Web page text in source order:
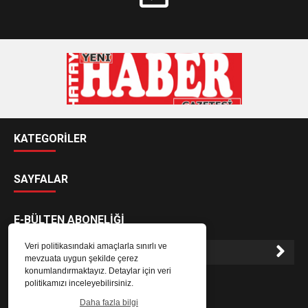
Veri politikasındaki amaçlarla sınırlı ve
mevzuata uygun şekilde çerez
konumlandırmaktayız. Detaylar için veri
politikamızı inceleyebilirsiniz.
Daha fazla bilgi
KATEGORİLER
SAYFALAR
E-BÜLTEN ABONELİĞİ
E-Bülten aboneliği ile haberlere daha hızlı erişin.